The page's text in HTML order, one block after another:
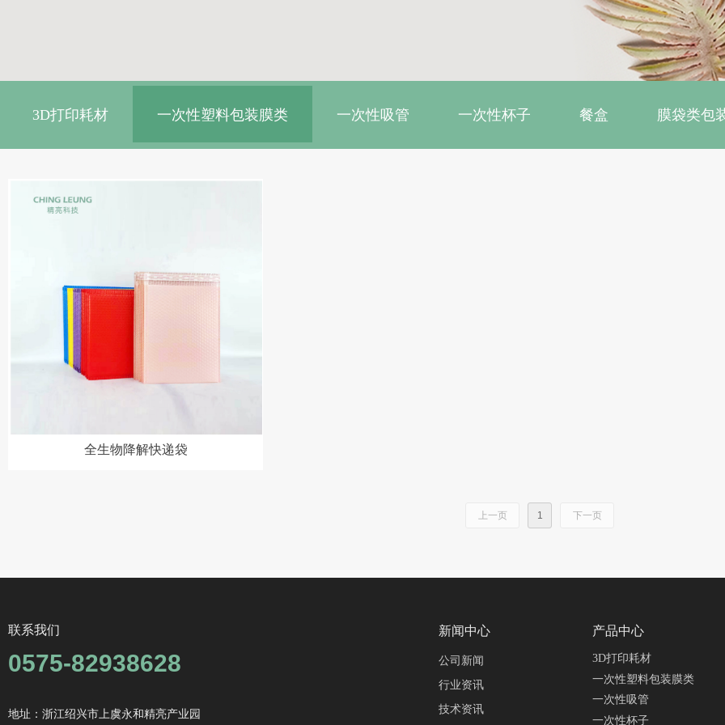
全生物降解快递袋
上一页 1 下一页
3D打印耗材 一次性塑料包装膜类 一次性吸管 一次性杯子 餐盒 膜袋类包
联系我们
0575-82938628
地址：浙江绍兴市上虞永和精亮产业园
新闻中心
公司新闻
行业资讯
技术资讯
产品中心
3D打印耗材
一次性塑料包装膜类
一次性吸管
一次性杯子